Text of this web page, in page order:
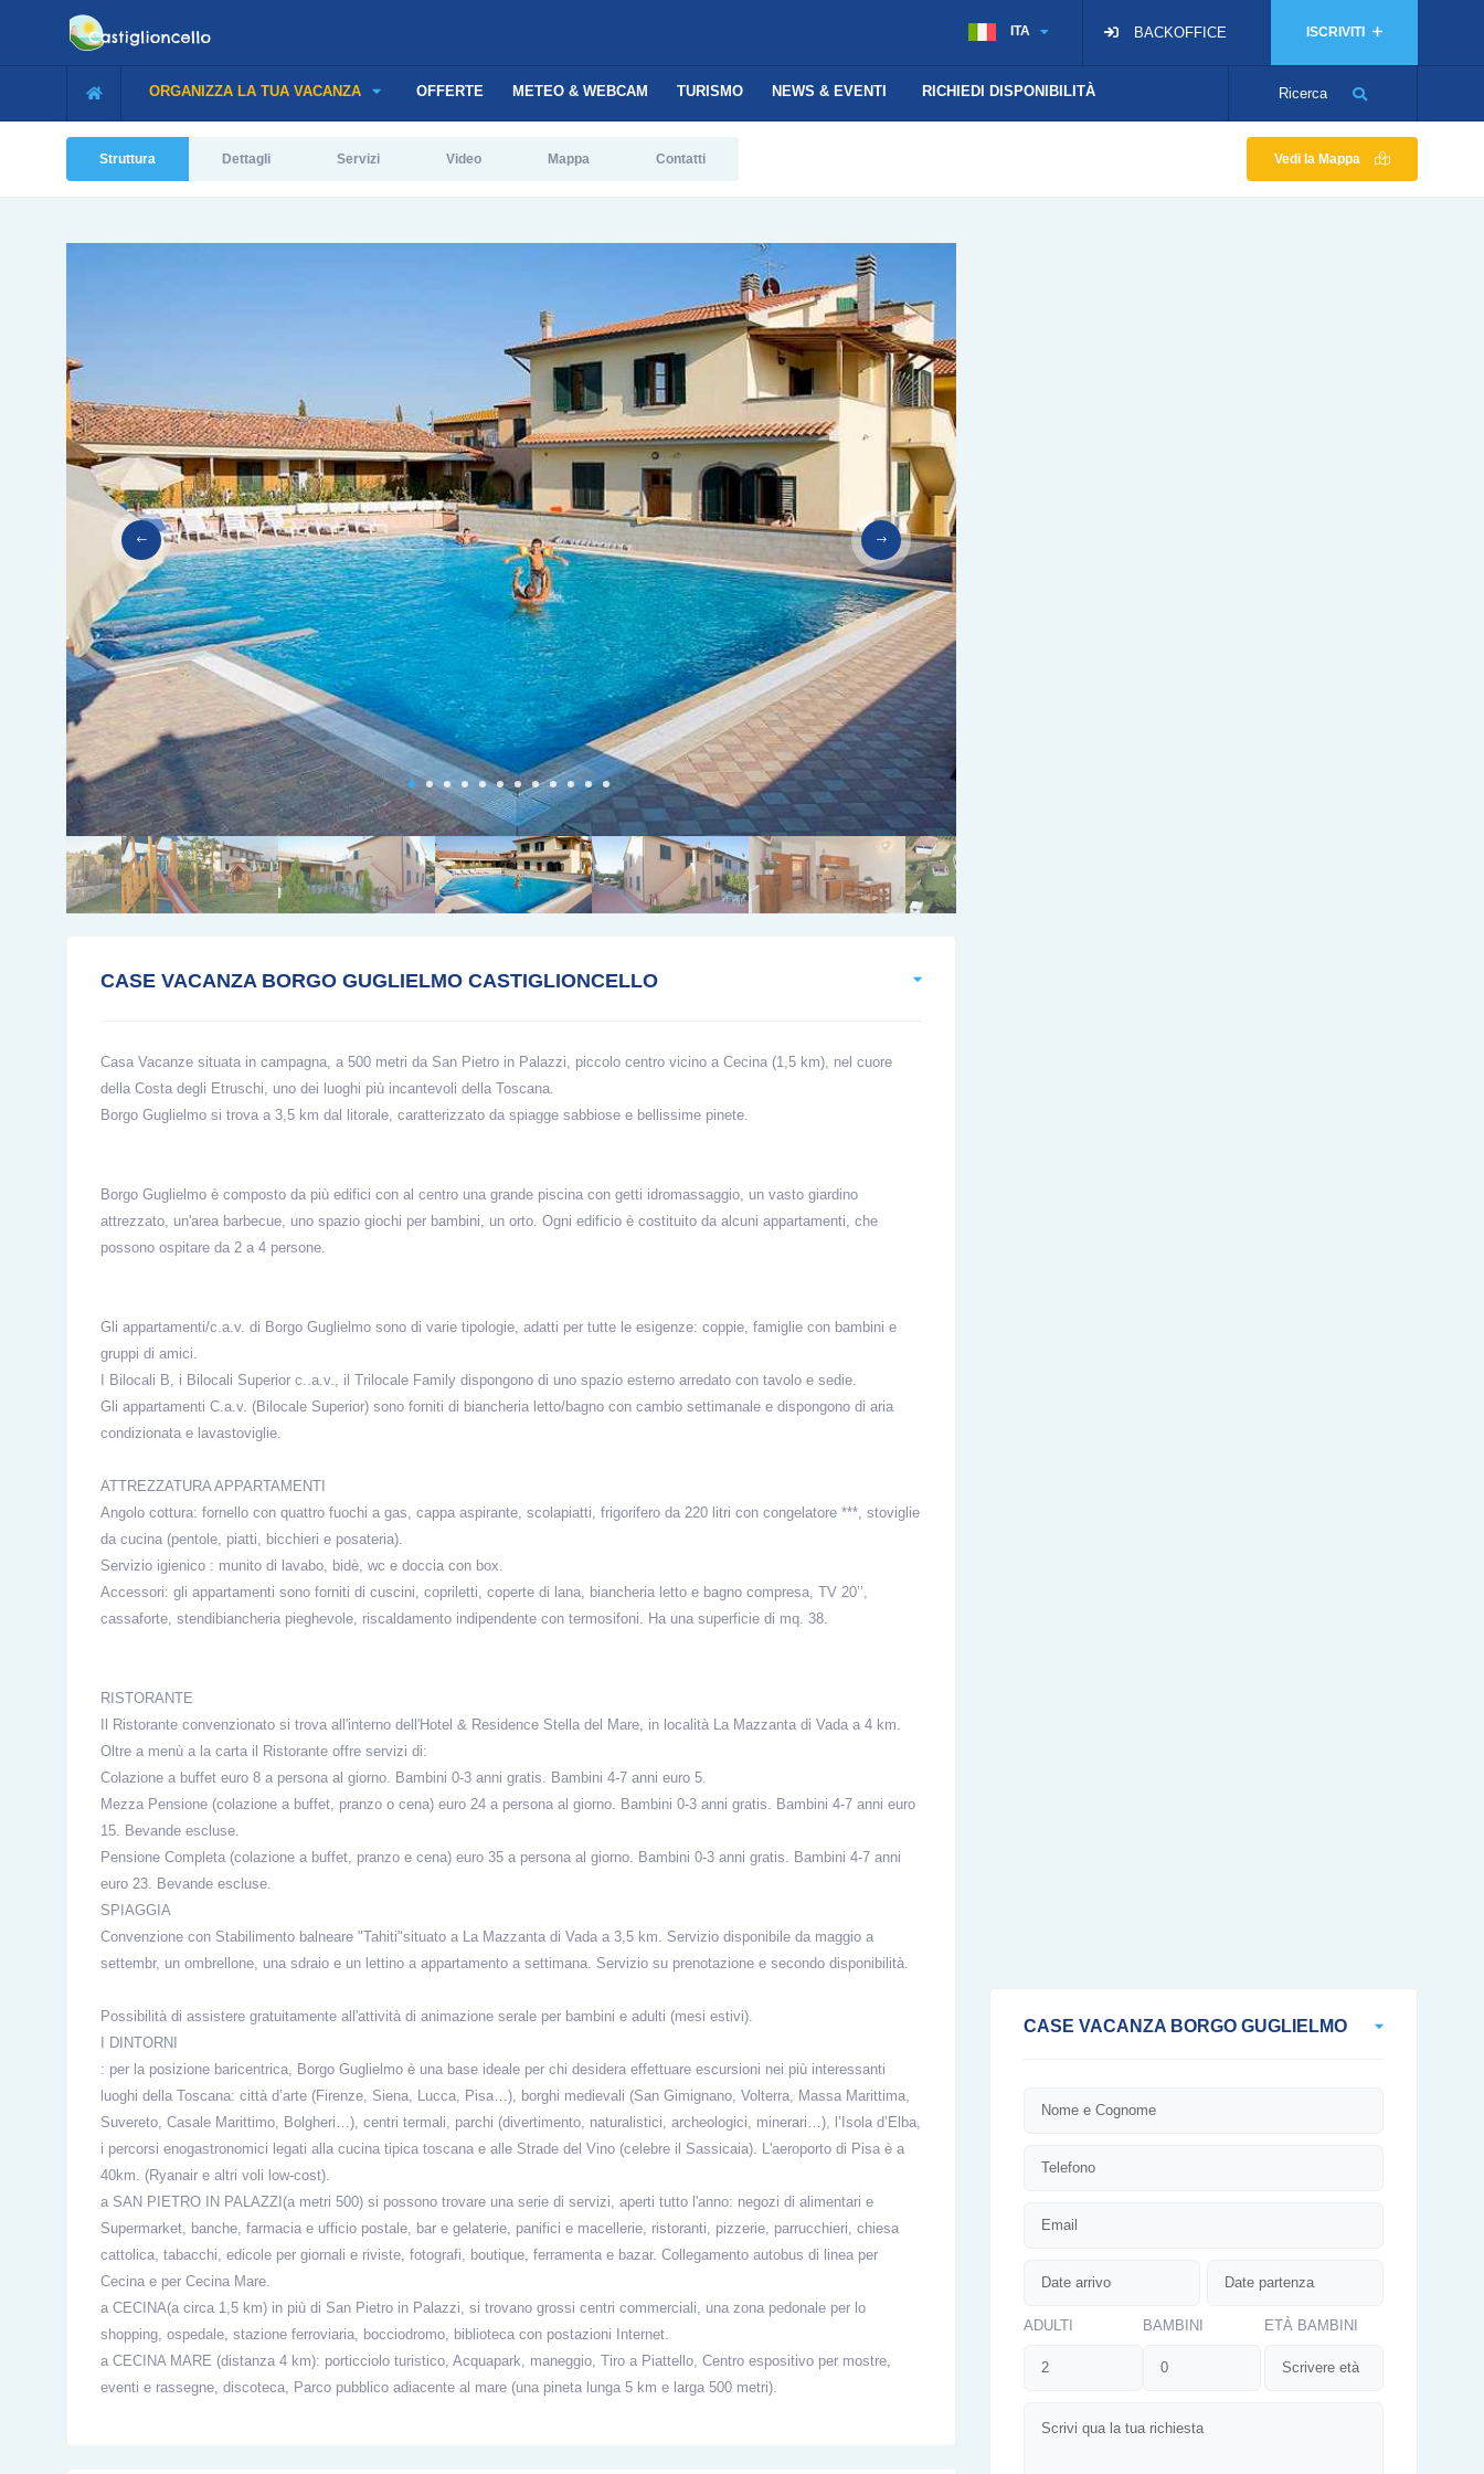
ISCRIVITI
BACKOFFICE
ITA
Ricerca
ORGANIZZA LA TUA VACANZA OFFERTE METEO & WEBCAM TURISMO NEWS & EVENTI RICHIEDI DISPONIBILITÀ
Struttura Dettagli Servizi Video Mappa Contatti Vedi la Mappa
CASE VACANZA BORGO GUGLIELMO
ADULTI BAMBINI ETÀ BAMBINI
CASE VACANZA BORGO GUGLIELMO CASTIGLIONCELLO
Casa Vacanze situata in campagna, a 500 metri da San Pietro in Palazzi, piccolo centro vicino a Cecina (1,5 km), nel cuore
della Costa degli Etruschi, uno dei luoghi più incantevoli della Toscana.
Borgo Guglielmo si trova a 3,5 km dal litorale, caratterizzato da spiagge sabbiose e bellissime pinete.
Borgo Guglielmo è composto da più edifici con al centro una grande piscina con getti idromassaggio, un vasto giardino
attrezzato, un'area barbecue, uno spazio giochi per bambini, un orto. Ogni edificio è costituito da alcuni appartamenti, che
possono ospitare da 2 a 4 persone.
Gli appartamenti/c.a.v. di Borgo Guglielmo sono di varie tipologie, adatti per tutte le esigenze: coppie, famiglie con bambini e
gruppi di amici.
I Bilocali B, i Bilocali Superior c..a.v., il Trilocale Family dispongono di uno spazio esterno arredato con tavolo e sedie.
Gli appartamenti C.a.v. (Bilocale Superior) sono forniti di biancheria letto/bagno con cambio settimanale e dispongono di aria
condizionata e lavastoviglie.
ATTREZZATURA APPARTAMENTI
Angolo cottura: fornello con quattro fuochi a gas, cappa aspirante, scolapiatti, frigorifero da 220 litri con congelatore ***, stoviglie
da cucina (pentole, piatti, bicchieri e posateria).
Servizio igienico : munito di lavabo, bidè, wc e doccia con box.
Accessori: gli appartamenti sono forniti di cuscini, copriletti, coperte di lana, biancheria letto e bagno compresa, TV 20’’,
cassaforte, stendibiancheria pieghevole, riscaldamento indipendente con termosifoni. Ha una superficie di mq. 38.
RISTORANTE
Il Ristorante convenzionato si trova all'interno dell'Hotel & Residence Stella del Mare, in località La Mazzanta di Vada a 4 km.
Oltre a menù a la carta il Ristorante offre servizi di:
Colazione a buffet euro 8 a persona al giorno. Bambini 0-3 anni gratis. Bambini 4-7 anni euro 5.
Mezza Pensione (colazione a buffet, pranzo o cena) euro 24 a persona al giorno. Bambini 0-3 anni gratis. Bambini 4-7 anni euro
15. Bevande escluse.
Pensione Completa (colazione a buffet, pranzo e cena) euro 35 a persona al giorno. Bambini 0-3 anni gratis. Bambini 4-7 anni
euro 23. Bevande escluse.
SPIAGGIA
Convenzione con Stabilimento balneare "Tahiti"situato a La Mazzanta di Vada a 3,5 km. Servizio disponibile da maggio a
settembr, un ombrellone, una sdraio e un lettino a appartamento a settimana. Servizio su prenotazione e secondo disponibilità.
Possibilità di assistere gratuitamente all'attività di animazione serale per bambini e adulti (mesi estivi).
I DINTORNI
: per la posizione baricentrica, Borgo Guglielmo è una base ideale per chi desidera effettuare escursioni nei più interessanti
luoghi della Toscana: città d’arte (Firenze, Siena, Lucca, Pisa…), borghi medievali (San Gimignano, Volterra, Massa Marittima,
Suvereto, Casale Marittimo, Bolgheri…), centri termali, parchi (divertimento, naturalistici, archeologici, minerari…), l’Isola d’Elba,
i percorsi enogastronomici legati alla cucina tipica toscana e alle Strade del Vino (celebre il Sassicaia). L'aeroporto di Pisa è a
40km. (Ryanair e altri voli low-cost).
a SAN PIETRO IN PALAZZI(a metri 500) si possono trovare una serie di servizi, aperti tutto l'anno: negozi di alimentari e
Supermarket, banche, farmacia e ufficio postale, bar e gelaterie, panifici e macellerie, ristoranti, pizzerie, parrucchieri, chiesa
cattolica, tabacchi, edicole per giornali e riviste, fotografi, boutique, ferramenta e bazar. Collegamento autobus di linea per
Cecina e per Cecina Mare.
a CECINA(a circa 1,5 km) in più di San Pietro in Palazzi, si trovano grossi centri commerciali, una zona pedonale per lo
shopping, ospedale, stazione ferroviaria, bocciodromo, biblioteca con postazioni Internet.
a CECINA MARE (distanza 4 km): porticciolo turistico, Acquapark, maneggio, Tiro a Piattello, Centro espositivo per mostre,
eventi e rassegne, discoteca, Parco pubblico adiacente al mare (una pineta lunga 5 km e larga 500 metri).